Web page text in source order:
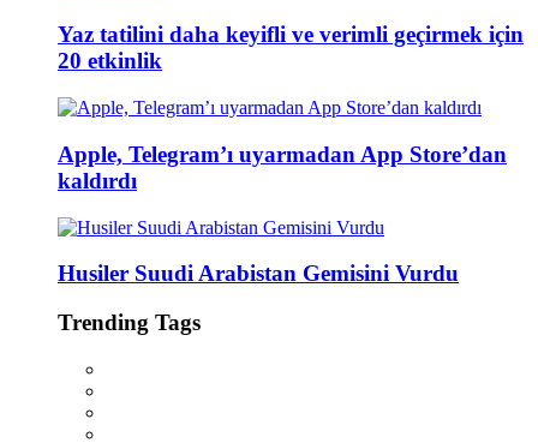
Yaz tatilini daha keyifli ve verimli geçirmek için
20 etkinlik
Apple, Telegram’ı uyarmadan App Store’dan
kaldırdı
Husiler Suudi Arabistan Gemisini Vurdu
Trending Tags